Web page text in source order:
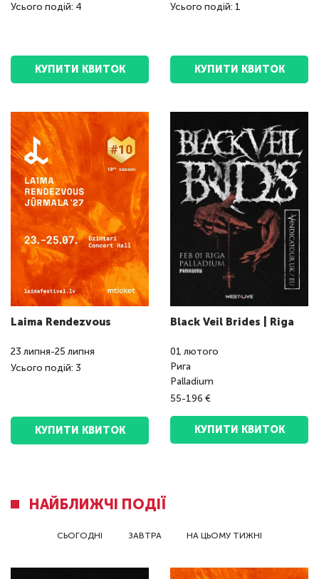
Усього подій: 4
КУПИТИ КВИТОК
Усього подій: 1
КУПИТИ КВИТОК
Laima Rendezvous
23 липня-25 липня
Усього подій: 3
КУПИТИ КВИТОК
Black Veil Brides | Riga
01 лютого
Рига
Palladium
55-196 €
КУПИТИ КВИТОК
НАЙБЛИЖЧІ ПОДІЇ
СЬОГОДНІ ЗАВТРА НА ЦЬОМУ ТИЖНІ